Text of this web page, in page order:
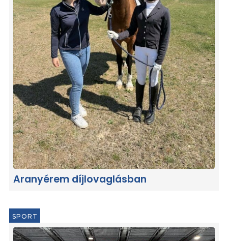
Aranyérem díjlovaglásban
SPORT